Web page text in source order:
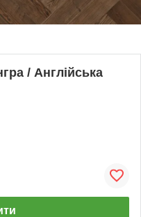
/ Англійська